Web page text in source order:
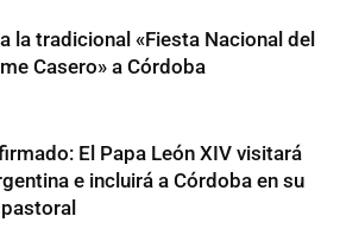
la tradicional «Fiesta Nacional del
Casero» a Córdoba
El Papa León XIV visitará
e incluirá a Córdoba en su